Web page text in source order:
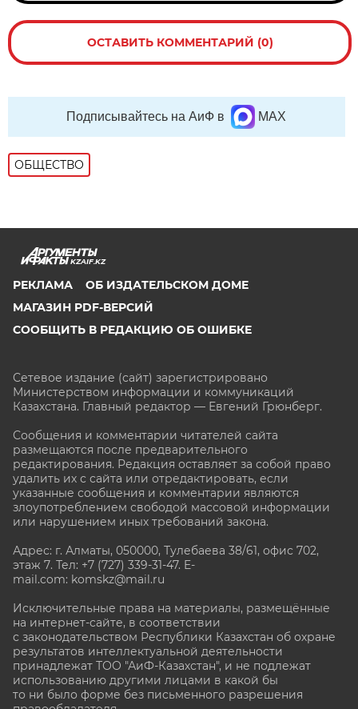
ОСТАВИТЬ КОММЕНТАРИЙ (0)
Подписывайтесь на АиФ в MAX
ОБЩЕСТВО
KZAIF.KZ
РЕКЛАМА
ОБ ИЗДАТЕЛЬСКОМ ДОМЕ
МАГАЗИН PDF-ВЕРСИЙ
СООБЩИТЬ В РЕДАКЦИЮ ОБ ОШИБКЕ
Сетевое издание (сайт) зарегистрировано
Министерством информации и коммуникаций
Казахстана. Главный редактор — Евгений Грюнберг.
Сообщения и комментарии читателей сайта
размещаются после предварительного
редактирования. Редакция оставляет за собой право
удалить их с сайта или отредактировать, если
указанные сообщения и комментарии являются
злоупотреблением свободой массовой информации
или нарушением иных требований закона.
Адрес: г. Алматы, 050000, Тулебаева 38/61, офис 702,
этаж 7. Тел: +7 (727) 339-31-47. E-
mail.com: komskz@mail.ru
Исключительные права на материалы, размещённые
на интернет-сайте, в соответствии
с законодательством Республики Казахстан об охране
результатов интеллектуальной деятельности
принадлежат ТОО "АиФ-Казахстан", и не подлежат
использованию другими лицами в какой бы
то ни было форме без письменного разрешения